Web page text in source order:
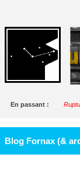
En passant :
Blog Fornax (&